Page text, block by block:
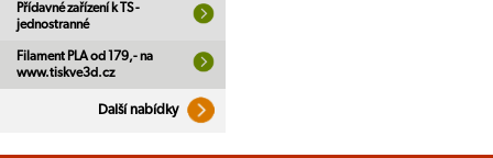
Přídavné zařízení k TS -
jednostranné
Filament PLA od 179,- na
www.tiskve3d.cz
Další nabídky